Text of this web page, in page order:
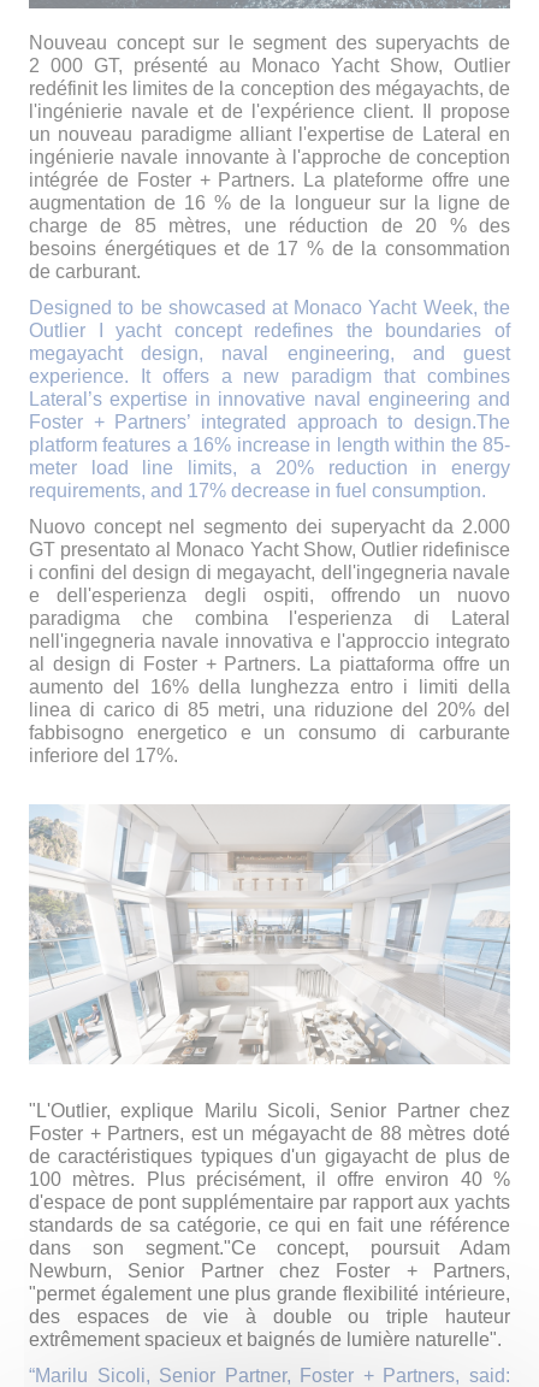
Nouveau concept sur le segment des superyachts de
2 000 GT, présenté au Monaco Yacht Show, Outlier
redéfinit les limites de la conception des mégayachts, de
l'ingénierie navale et de l'expérience client. Il propose
un nouveau paradigme alliant l'expertise de Lateral en
ingénierie navale innovante à l'approche de conception
intégrée de Foster + Partners. La plateforme offre une
augmentation de 16 % de la longueur sur la ligne de
charge de 85 mètres, une réduction de 20 % des
besoins énergétiques et de 17 % de la consommation
de carburant.
Designed to be showcased at Monaco Yacht Week, the
Outlier I yacht concept redefines the boundaries of
megayacht design, naval engineering, and guest
experience. It offers a new paradigm that combines
Lateral’s expertise in innovative naval engineering and
Foster + Partners’ integrated approach to design.The
platform features a 16% increase in length within the 85-
meter load line limits, a 20% reduction in energy
requirements, and 17% decrease in fuel consumption.
Nuovo concept nel segmento dei superyacht da 2.000
GT presentato al Monaco Yacht Show, Outlier ridefinisce
i confini del design di megayacht, dell'ingegneria navale
e dell'esperienza degli ospiti, offrendo un nuovo
paradigma che combina l'esperienza di Lateral
nell'ingegneria navale innovativa e l'approccio integrato
al design di Foster + Partners. La piattaforma offre un
aumento del 16% della lunghezza entro i limiti della
linea di carico di 85 metri, una riduzione del 20% del
fabbisogno energetico e un consumo di carburante
inferiore del 17%.
ʺ L'Outlier, explique Marilu Sicoli, Senior Partner chez
Foster + Partners, est un mégayacht de 88 mètres doté
de caractéristiques typiques d'un gigayacht de plus de
100 mètres. Plus précisément, il offre environ 40 %
d'espace de pont supplémentaire par rapport aux yachts
standards de sa catégorie, ce qui en fait une référence
dans son segment.ʺCe concept, poursuit Adam
Newburn, Senior Partner chez Foster + Partners,
ʺpermet également une plus grande flexibilité intérieure,
des espaces de vie à double ou triple hauteur
extrêmement spacieux et baignés de lumière naturelleʺ.
“Marilu Sicoli, Senior Partner, Foster + Partners, said: